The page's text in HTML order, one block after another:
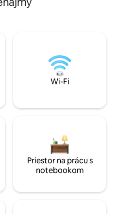
Wi-Fi
Priestor na prácu s
notebookom